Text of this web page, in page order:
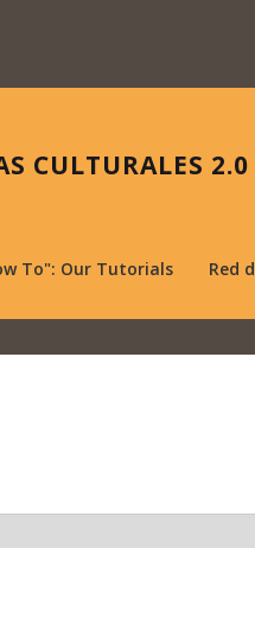
CULTURALES 2.0
To": Our Tutorials Red